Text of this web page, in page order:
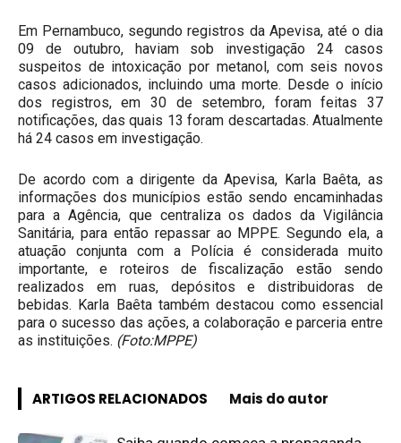
Em Pernambuco, segundo registros da Apevisa, até o dia
09 de outubro, haviam sob investigação 24 casos
suspeitos de intoxicação por metanol, com seis novos
casos adicionados, incluindo uma morte. Desde o início
dos registros, em 30 de setembro, foram feitas 37
notificações, das quais 13 foram descartadas. Atualmente
há 24 casos em investigação.
De acordo com a dirigente da Apevisa, Karla Baêta, as
informações dos municípios estão sendo encaminhadas
para a Agência, que centraliza os dados da Vigilância
Sanitária, para então repassar ao MPPE. Segundo ela, a
atuação conjunta com a Polícia é considerada muito
importante, e roteiros de fiscalização estão sendo
realizados em ruas, depósitos e distribuidoras de
bebidas. Karla Baêta também destacou como essencial
para o sucesso das ações, a colaboração e parceria entre
as instituições. (Foto:MPPE)
ARTIGOS RELACIONADOS Mais do autor